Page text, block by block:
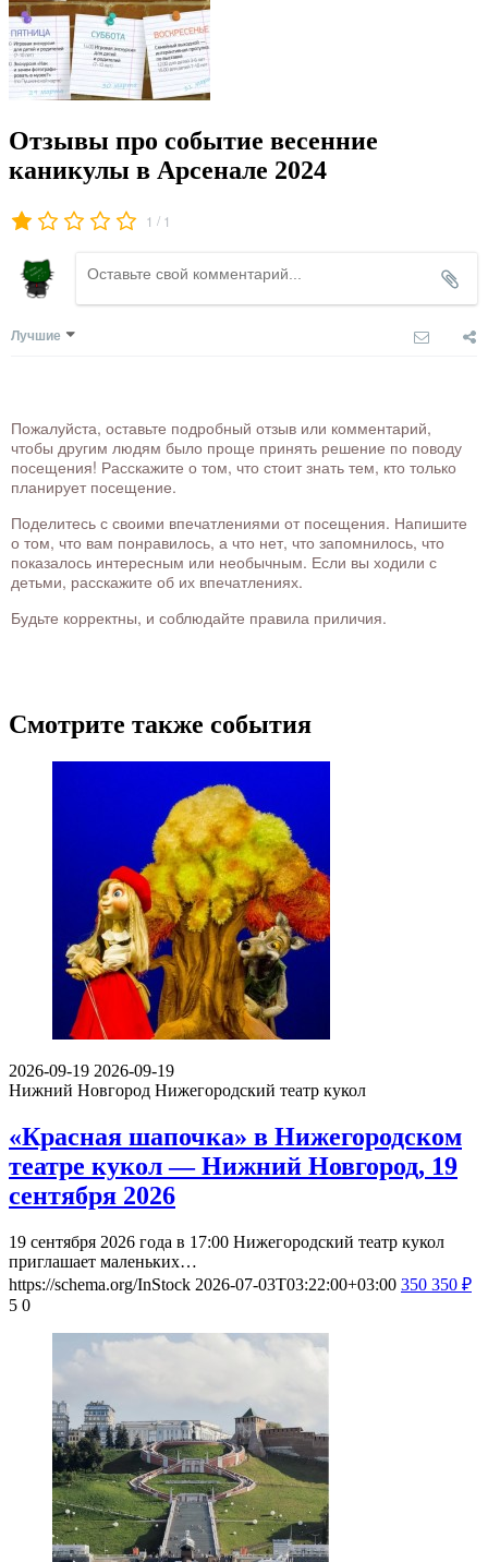
Отзывы про событие весенние
каникулы в Арсенале 2024
1 / 1
Лучшие
Пожалуйста, оставьте подробный отзыв или комментарий,
чтобы другим людям было проще принять решение по поводу
посещения! Расскажите о том, что стоит знать тем, кто только
планирует посещение.
Поделитесь с своими впечатлениями от посещения. Напишите
о том, что вам понравилось, а что нет, что запомнилось, что
показалось интересным или необычным. Если вы ходили с
детьми, расскажите об их впечатлениях.
Будьте корректны, и соблюдайте правила приличия.
Смотрите также события
2026-09-19 2026-09-19
Нижний Новгород Нижегородский театр кукол
«Красная шапочка» в Нижегородском
театре кукол — Нижний Новгород, 19
сентября 2026
19 сентября 2026 года в 17:00 Нижегородский театр кукол
приглашает маленьких…
https://schema.org/InStock 2026-07-03T03:22:00+03:00 350 350 ₽
5 0